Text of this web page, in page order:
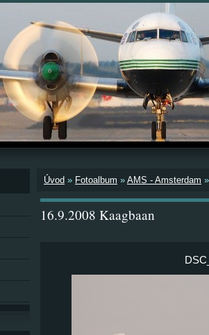
Úvod » Fotoalbum » AMS - Amsterdam
16.9.2008 Kaagbaan